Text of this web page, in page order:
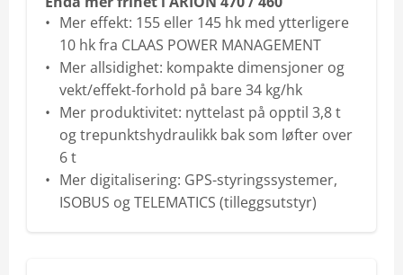
Mer effekt: 155 eller 145 hk med ytterligere
10 hk fra CLAAS POWER MANAGEMENT
Mer allsidighet: kompakte dimensjoner og
vekt/effekt-forhold på bare 34 kg/hk
Mer produktivitet: nyttelast på opptil 3,8 t
og trepunktshydraulikk bak som løfter over
6 t
Mer digitalisering: GPS-styringssystemer,
ISOBUS og TELEMATICS (tilleggsutstyr)